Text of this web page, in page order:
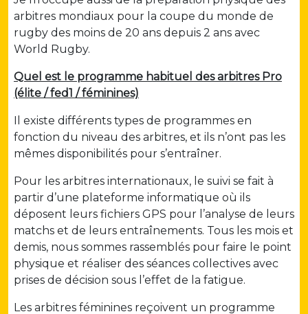
arbitres mondiaux pour la coupe du monde de
rugby des moins de 20 ans depuis 2 ans avec
World Rugby.
Quel est le programme habituel des arbitres Pro
(élite / fed1 / féminines)
Il existe différents types de programmes en
fonction du niveau des arbitres, et ils n’ont pas les
mêmes disponibilités pour s’entraîner.
Pour les arbitres internationaux, le suivi se fait à
partir d’une plateforme informatique où ils
déposent leurs fichiers GPS pour l’analyse de leurs
matchs et de leurs entraînements. Tous les mois et
demis, nous sommes rassemblés pour faire le point
physique et réaliser des séances collectives avec
prises de décision sous l’effet de la fatigue.
Les arbitres féminines reçoivent un programme